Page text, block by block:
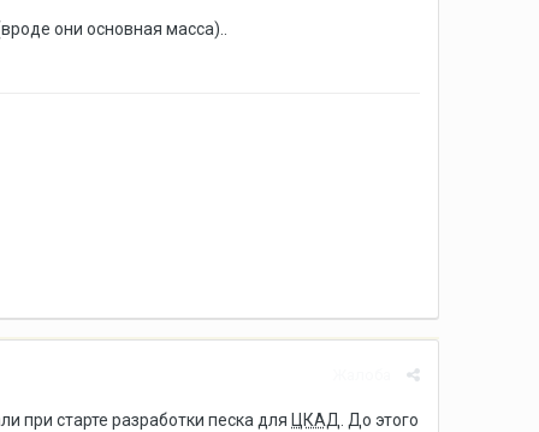
они основная масса)..
при старте разработки песка для ЦКАД
. До этого